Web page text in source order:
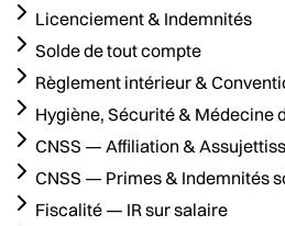
Licenciement & Indemnités
Solde de tout compte
Règlement intérieur &
Hygiène, Sécurité & Médecine
CNSS — Affiliation &
CNSS — Primes & Indemnités
Fiscalité — IR sur salaire